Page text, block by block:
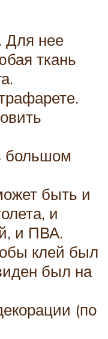
Для нее
ткань
большом
быть и
и
и ПВА.
клей был
был на
(по